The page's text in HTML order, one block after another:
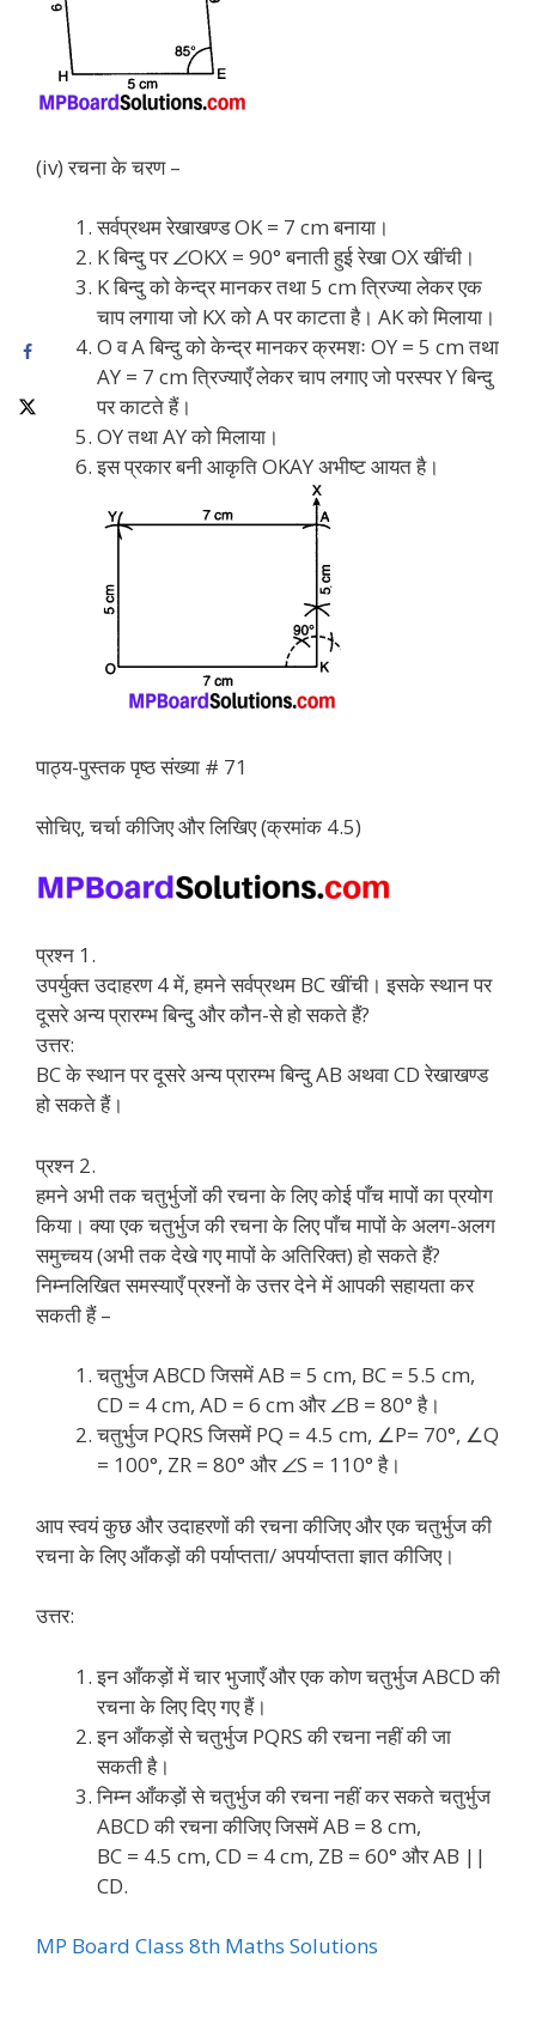
(iv) रचना के चरण –
सर्वप्रथम रेखाखण्ड OK = 7 cm बनाया।
K बिन्दु पर ∠OKX = 90° बनाती हुई रेखा OX खींची।
K बिन्दु को केन्द्र मानकर तथा 5 cm त्रिज्या लेकर एक
चाप लगाया जो KX को A पर काटता है। AK को मिलाया।
O व A बिन्दु को केन्द्र मानकर क्रमशः OY = 5 cm तथा
AY = 7 cm त्रिज्याएँ लेकर चाप लगाए जो परस्पर Y बिन्दु
पर काटते हैं।
OY तथा AY को मिलाया।
इस प्रकार बनी आकृति OKAY अभीष्ट आयत है।
पाठ्य-पुस्तक पृष्ठ संख्या # 71
सोचिए, चर्चा कीजिए और लिखिए (क्रमांक 4.5)
प्रश्न 1.
उपर्युक्त उदाहरण 4 में, हमने सर्वप्रथम BC खींची। इसके स्थान पर
दूसरे अन्य प्रारम्भ बिन्दु और कौन-से हो सकते हैं?
उत्तर:
BC के स्थान पर दूसरे अन्य प्रारम्भ बिन्दु AB अथवा CD रेखाखण्ड
हो सकते हैं।
प्रश्न 2.
हमने अभी तक चतुर्भुजों की रचना के लिए कोई पाँच मापों का प्रयोग
किया। क्या एक चतुर्भुज की रचना के लिए पाँच मापों के अलग-अलग
समुच्चय (अभी तक देखे गए मापों के अतिरिक्त) हो सकते हैं?
निम्नलिखित समस्याएँ प्रश्नों के उत्तर देने में आपकी सहायता कर
सकती हैं –
चतुर्भुज ABCD जिसमें AB = 5 cm, BC = 5.5 cm,
CD = 4 cm, AD = 6 cm और ∠B = 80° है।
चतुर्भुज PQRS जिसमें PQ = 4.5 cm, ∠P= 70°, ∠Q
= 100°, ZR = 80° और ∠S = 110° है।
आप स्वयं कुछ और उदाहरणों की रचना कीजिए और एक चतुर्भुज की
रचना के लिए आँकड़ों की पर्याप्तता/ अपर्याप्तता ज्ञात कीजिए।
उत्तर:
इन आँकड़ों में चार भुजाएँ और एक कोण चतुर्भुज ABCD की
रचना के लिए दिए गए हैं।
इन आँकड़ों से चतुर्भुज PQRS की रचना नहीं की जा
सकती है।
निम्न आँकड़ों से चतुर्भुज की रचना नहीं कर सकते चतुर्भुज
ABCD की रचना कीजिए जिसमें AB = 8 cm,
BC = 4.5 cm, CD = 4 cm, ZB = 60° और AB ||
CD.
MP Board Class 8th Maths Solutions